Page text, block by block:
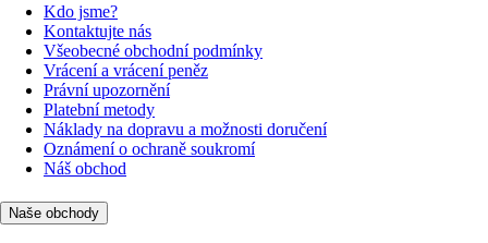
Kdo jsme?
Kontaktujte nás
Všeobecné obchodní podmínky
Vrácení a vrácení peněz
Právní upozornění
Platební metody
Náklady na dopravu a možnosti doručení
Oznámení o ochraně soukromí
Náš obchod
Naše obchody